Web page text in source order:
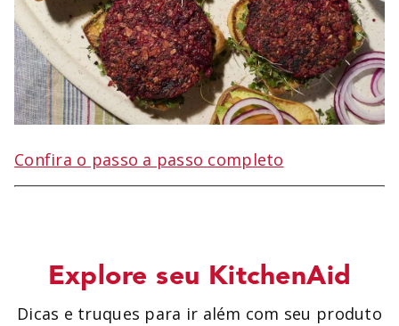
Confira o passo a passo completo
Explore seu KitchenAid
Dicas e truques para ir além com seu produto